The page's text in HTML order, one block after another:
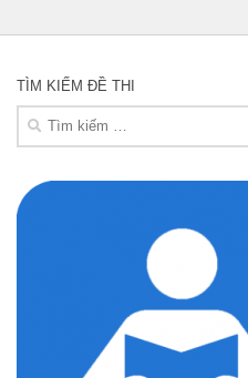
TÌM KIẾM ĐỀ THI
Tìm
kiếm